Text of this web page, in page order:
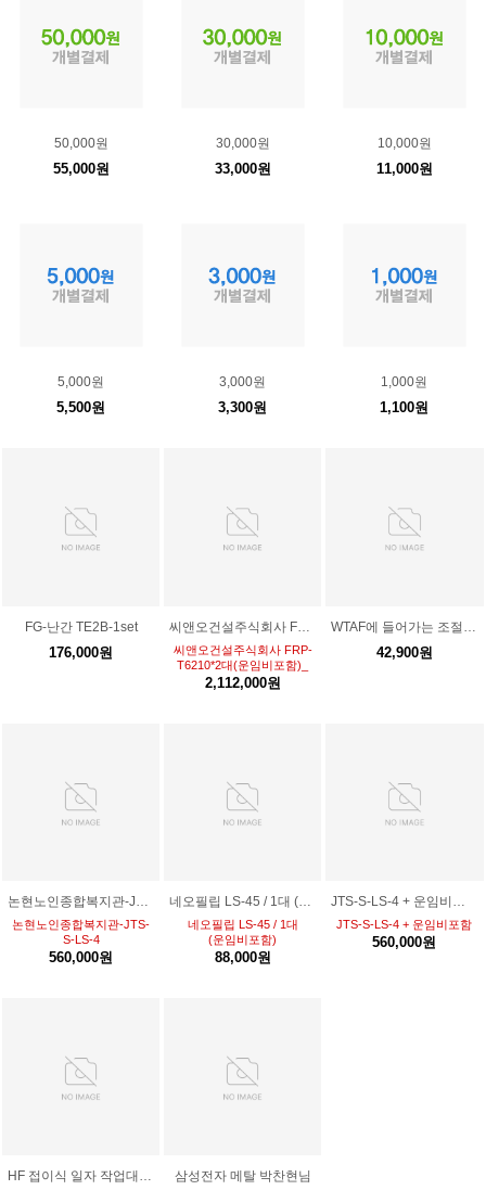
50,000원
55,000원
30,000원
33,000원
10,000원
11,000원
5,000원
5,500원
3,000원
3,300원
1,000원
1,100원
FG-난간 TE2B-1set
176,000원
씨앤오건설주식회사 FRP-
T6210*2대(운임비포함)_
2,112,000원
42,900원
논현노인종합복지관-JTS-
S-LS-4
560,000원
네오필립 LS-45 / 1대
(운임비포함)
88,000원
JTS-S-LS-4 + 운임비포함
560,000원
HF 접이식 일자 작업대 난간양쪽 / 주문형 *1대(운임비포함) 삼성전자 메탈 박찬현님